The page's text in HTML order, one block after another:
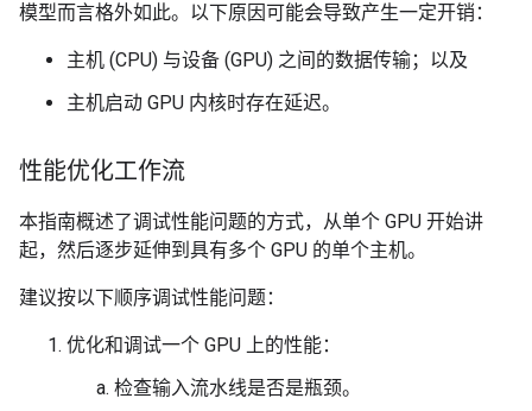
模型而言格外如此。以下原因可能会导致产生一定开销：
主机 (CPU) 与设备 (GPU) 之间的数据传输；以及
主机启动 GPU 内核时存在延迟。
性能优化工作流
本指南概述了调试性能问题的方式，从单个 GPU 开始讲
起，然后逐步延伸到具有多个 GPU 的单个主机。
建议按以下顺序调试性能问题：
优化和调试一个 GPU 上的性能：
检查输入流水线是否是瓶颈。